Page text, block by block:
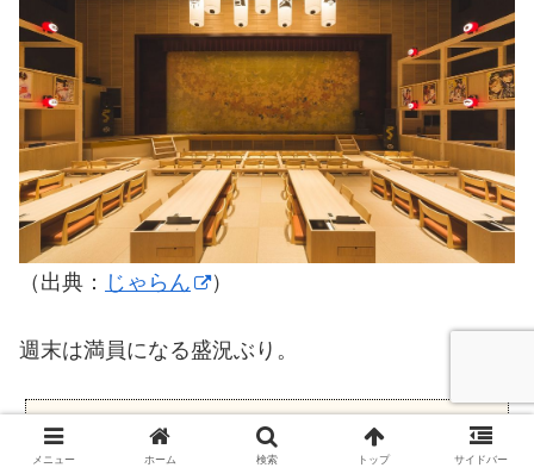
（出典： じゃらん ）
週末は満員になる盛況ぶり。
■おふろcafe 白寿の湯
住所：三重県四日市市生桑町311
メニュー ホーム 検索 トップ サイドバー